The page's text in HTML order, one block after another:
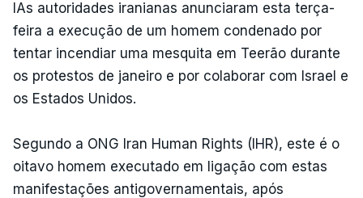
IAs autoridades iranianas anunciaram esta terça-
feira a execução de um homem condenado por
tentar incendiar uma mesquita em Teerão durante
os protestos de janeiro e por colaborar com Israel e
os Estados Unidos.
Segundo a ONG Iran Human Rights (IHR), este é o
oitavo homem executado em ligação com estas
manifestações antigovernamentais, após